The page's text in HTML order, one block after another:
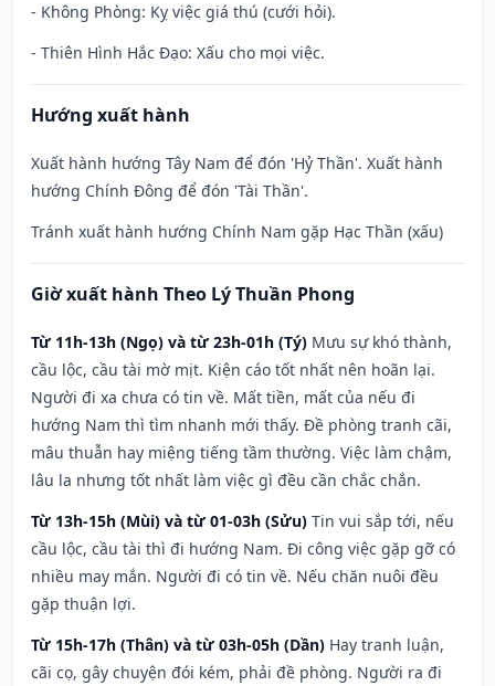
- Không Phòng: Kỵ việc giá thú (cưới hỏi).
- Thiên Hình Hắc Đạo: Xấu cho mọi việc.
Hướng xuất hành
Xuất hành hướng Tây Nam để đón 'Hỷ Thần'. Xuất hành
hướng Chính Đông để đón 'Tài Thần'.
Tránh xuất hành hướng Chính Nam gặp Hạc Thần (xấu)
Giờ xuất hành Theo Lý Thuần Phong
Từ 11h-13h (Ngọ) và từ 23h-01h (Tý) Mưu sự khó thành,
cầu lộc, cầu tài mờ mịt. Kiện cáo tốt nhất nên hoãn lại.
Người đi xa chưa có tin về. Mất tiền, mất của nếu đi
hướng Nam thì tìm nhanh mới thấy. Đề phòng tranh cãi,
mâu thuẫn hay miệng tiếng tầm thường. Việc làm chậm,
lâu la nhưng tốt nhất làm việc gì đều cần chắc chắn.
Từ 13h-15h (Mùi) và từ 01-03h (Sửu) Tin vui sắp tới, nếu
cầu lộc, cầu tài thì đi hướng Nam. Đi công việc gặp gỡ có
nhiều may mắn. Người đi có tin về. Nếu chăn nuôi đều
gặp thuận lợi.
Từ 15h-17h (Thân) và từ 03h-05h (Dần) Hay tranh luận,
cãi cọ, gây chuyện đói kém, phải đề phòng. Người ra đi